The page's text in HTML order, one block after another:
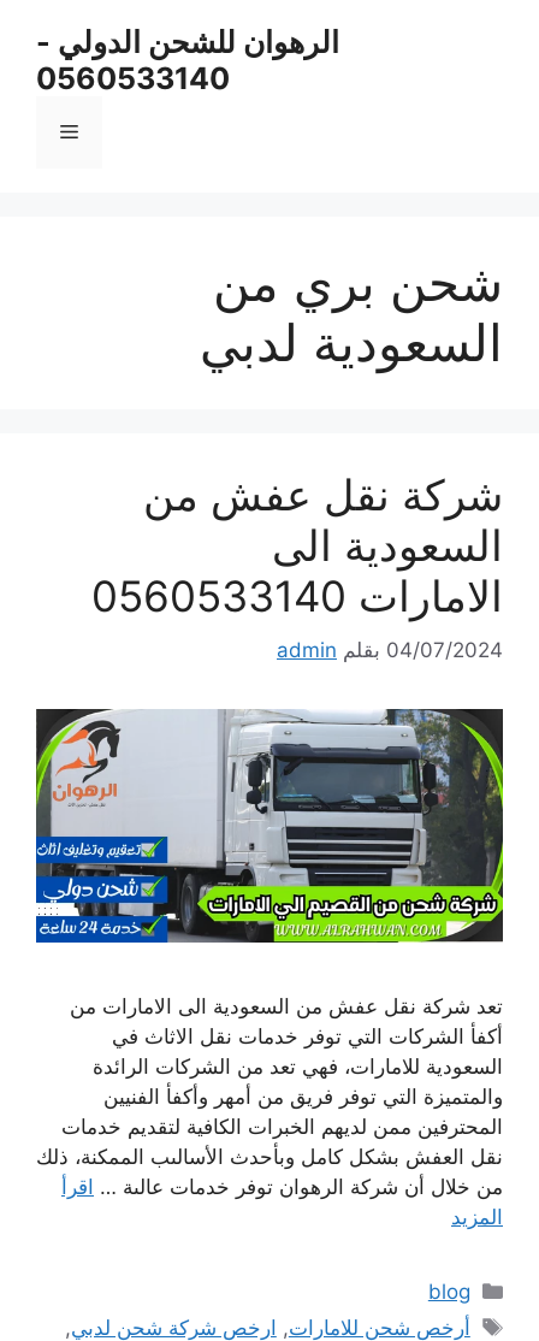
الرهوان للشحن الدولي -
0560533140
القائمة
شحن بري من
السعودية لدبي
شركة نقل عفش من
السعودية الى
الامارات 0560533140
04/07/2024 بقلم admin
تعد شركة نقل عفش من السعودية الى الامارات من
أكفأ الشركات التي توفر خدمات نقل الاثاث في
السعودية للامارات، فهي تعد من الشركات الرائدة
والمتميزة التي توفر فريق من أمهر وأكفأ الفنيين
المحترفين ممن لديهم الخبرات الكافية لتقديم خدمات
نقل العفش بشكل كامل وبأحدث الأسالىب الممكنة، ذلك
من خلال أن شركة الرهوان توفر خدمات عالىة … اقرأ
المزيد
التصنيفات
blog
الوسوم
أرخص شحن للامارات, ارخص شركة شحن لدبي,